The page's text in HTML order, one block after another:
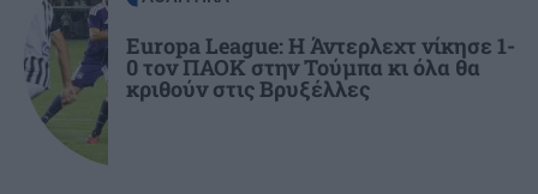
ΕΛΛΑΔΑ
Το τέλος μιας εποχής για το Allou! Fun Park - Η
περιοχή γυρίζει σελίδα
Europa League: Η Άντερλεχτ νίκησε 1-
0 τον ΠΑΟΚ στην Τούμπα κι όλα θα
κριθούν στις Βρυξέλλες